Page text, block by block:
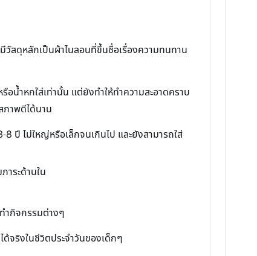
วัสดุหลักเป็นผ้าไนลอนที่ขึ้นชื่อเรื่องความทนทาน
น้ำหกใส่เท่านั้น แต่ยังทำให้ทำความสะอาดคราบ
าพดีได้นาน
ปี ไม่ใหญ่หรือเล็กจนเกินไป และยังสามารถใส่
าระด้านใน
ำกิจกรรมต่างๆ
จริงในชีวิตประจำวันของเด็กๆ